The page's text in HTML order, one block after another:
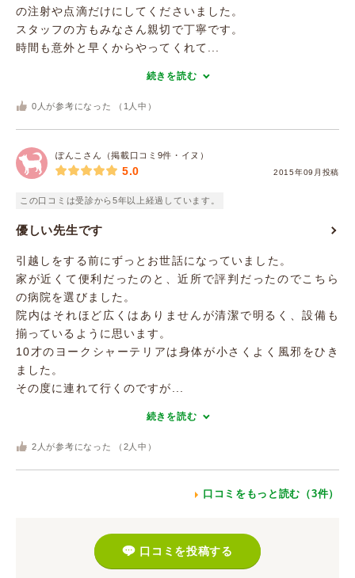
の注射や点滴だけにしてくださいました。
スタッフの方もみなさん親切で丁寧です。
時間も意外と早くからやってくれて...
続きを読む
0 人が参考になった （ 1 人中）
ぽんこさん（掲載口コミ9件・イヌ）
2015年09月投稿
5.0
この口コミは受診から5年以上経過しています。
優しい先生です
引越しをする前にずっとお世話になっていました。
家が近くて便利だったのと、近所で評判だったのでこちら
の病院を選びました。
院内はそれほど広くはありませんが清潔で明るく、設備も
揃っているように思います。
10才のヨークシャーテリアは身体が小さくよく風邪をひき
ました。
その度に連れて行くのですが...
続きを読む
2 人が参考になった （ 2 人中）
口コミをもっと読む（3件）
口コミを投稿する